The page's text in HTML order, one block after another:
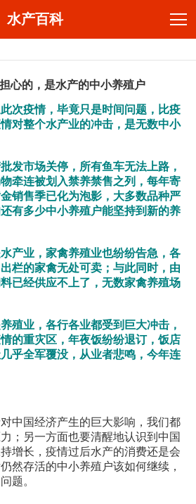
水产百科
心的，是水产的中小养殖户
次疫情，毕竟只是时间问题，比疫
对整个水产业的冲击，是无数中小
发市场关停，所有鱼车无法上路，
牵连被划入禁养禁售之列，每年寄
销售季已化为泡影，大多数品种严
有多少中小养殖户能坚持到新的养
产业，家禽养殖业也纷纷告急，各
栏的家禽无处可卖；与此同时，由
已经供应不上了，无数家禽养殖场
殖业，各行各业都受到巨大冲击，
的重灾区，年夜饭纷纷退订，饭店
乎全军覆没，从业者悲鸣，今年连
中国经济产生的巨大影响，我们都
；另一方面也要清醒地认识到中国
增长，疫情过后水产的消费还是会
然存活的中小养殖户该如何继续，
题。